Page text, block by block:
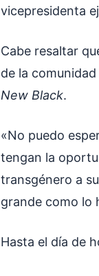
vicepresidenta
Cabe resaltar
de la
New Black.
«No puedo
tengan la
transgénero a
grande como lo
Hasta el día de